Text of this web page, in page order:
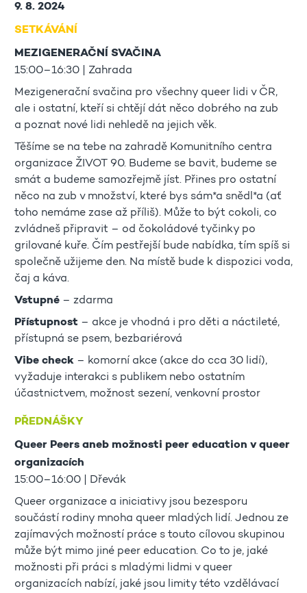
9. 8. 2024
SETKÁVÁNÍ
MEZIGENERAČNÍ SVAČINA
15:00–16:30 | Zahrada
Mezigenerační svačina pro všechny queer lidi v ČR,
ale i ostatní, kteří si chtějí dát něco dobrého na zub
a poznat nové lidi nehledě na jejich věk.
Těšíme se na tebe na zahradě Komunitního centra
organizace ŽIVOT 90. Budeme se bavit, budeme se
smát a budeme samozřejmě jíst. Přines pro ostatní
něco na zub v množství, které bys sám*a snědl*a (ať
toho nemáme zase až příliš). Může to být cokoli, co
zvládneš připravit – od čokoládové tyčinky po
grilované kuře. Čím pestřejší bude nabídka, tím spíš si
společně užijeme den. Na místě bude k dispozici voda,
čaj a káva.
Vstupné – zdarma
Přístupnost – akce je vhodná i pro děti a náctileté,
přístupná se psem, bezbariérová
Vibe check – komorní akce (akce do cca 30 lidí),
vyžaduje interakci s publikem nebo ostatním
účastnictvem, možnost sezení, venkovní prostor
PŘEDNÁŠKY
Queer Peers aneb možnosti peer education v queer
organizacích
15:00–16:00 | Dřevák
Queer organizace a iniciativy jsou bezesporu
součástí rodiny mnoha queer mladých lidí. Jednou ze
zajímavých možností práce s touto cílovou skupinou
může být mimo jiné peer education. Co to je, jaké
možnosti při práci s mladými lidmi v queer
organizacích nabízí, jaké jsou limity této vzdělávací